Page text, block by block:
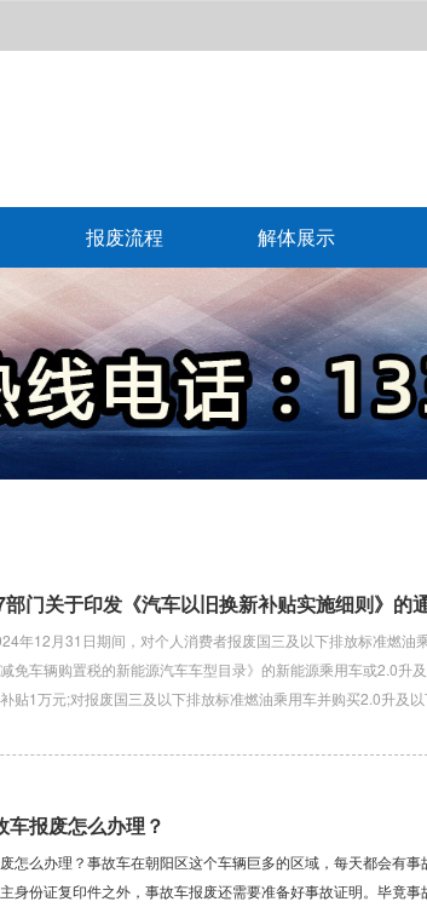
报废流程 解体展示
门关于印发《汽车以旧换新补贴实施细则》的
年12月31日期间，对个人消费者报废国三及以下排放标准燃
免车辆购置税的新能源汽车车型目录》的新能源乘用车或2.0
贴1万元;对报废国三及以下排放标准燃油乘用车并购买2.0升及
报废怎么办理？
怎么办理？事故车在朝阳区这个车辆巨多的区域，每天都会有
身份证复印件之外，事故车报废还需要准备好事故证明。毕竟